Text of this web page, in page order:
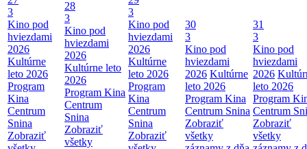
3
Kino pod
hviezdami
2026
Kultúrne
leto 2026
Program
Kina
Centrum
Snina
Zobraziť
28
3
Kino pod
hviezdami
2026
Kultúrne leto
2026
Program Kina
Centrum
Snina
Zobraziť
všetky
3
Kino pod
hviezdami
2026
Kultúrne
leto 2026
Program
Kina
Centrum
Snina
Zobraziť
30
3
Kino pod
hviezdami
2026 Kultúrne
leto 2026
Program Kina
Centrum Snina
Zobraziť
všetky
31
3
Kino pod
hviezdami
2026
leto 2026
Program
Centrum
Zobraziť
všetky